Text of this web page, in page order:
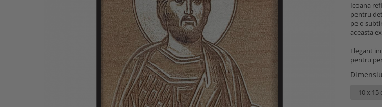
Icoana
pentru
pe o
aceasta
Elegant
pentru